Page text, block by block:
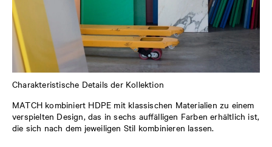
Charakteristische Details der Kollektion
MATCH kombiniert HDPE mit klassischen Materialien zu einem
verspielten Design, das in sechs auffälligen Farben erhältlich ist,
die sich nach dem jeweiligen Stil kombinieren lassen.